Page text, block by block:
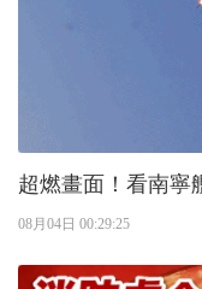
超燃畫面！看南寧
08月04日 00:29:25